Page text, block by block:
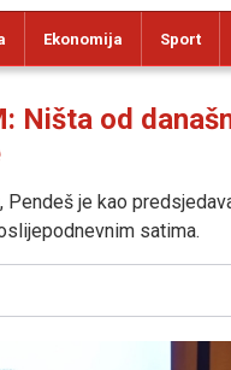
Ekonomija Sport
Ništa od
je kao
satima.